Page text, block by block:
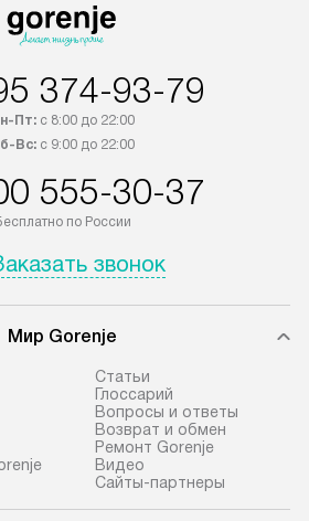
374-93-79
Пт:с 8:00 до 22:00
Вс:с 9:00 до 22:00
555-30-37
по России
звонок
Мир Gorenje
Cтатьи
Глоссарий
Вопросы и ответы
Возврат и обмен
Ремонт Gorenje
Видео
Сайты-партнеры